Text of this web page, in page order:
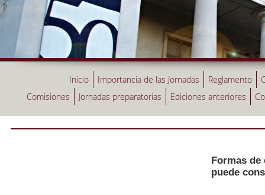
Inicio Importancia de las Jornadas Reglamento
Comisiones
Jornadas preparatorias Ediciones anteriores
Formas
puede